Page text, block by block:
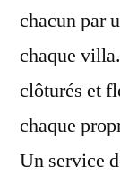
chacun par
chaque
clôturés et
chaque
Un service